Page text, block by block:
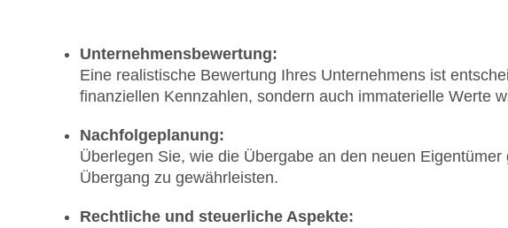
Unternehmensbewertung:
Eine realistische Bewertung Ihres Unternehmens ist
finanziellen Kennzahlen, sondern auch immaterielle Werte
Nachfolgeplanung:
Überlegen Sie, wie die Übergabe an den neuen
Übergang zu gewährleisten.
Rechtliche und steuerliche Aspekte: